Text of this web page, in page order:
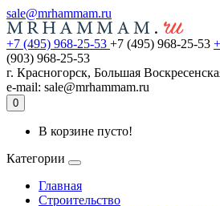
sale@mrhammam.ru
+7 (495) 968-25-53 +7 (495) 968-25-53
(903) 968-25-53
г. Красногорск, Большая
e-mail: sale@mrhammam.ru
0
В корзине пусто!
Категории
Главная
Строительство